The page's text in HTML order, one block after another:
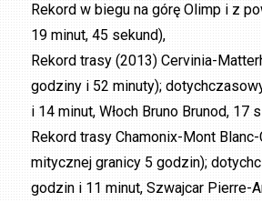
Rekord w biegu na górę Olimp i z
19 minut, 45 sekund),
Rekord trasy (2013) Cervinia-
godziny i 52 minuty);
i 14 minut, Włoch Bruno Brunod, 17
Rekord trasy Chamonix-Mont
mitycznej granicy 5 godzin);
godzin i 11 minut, Szwajcar Pierre-